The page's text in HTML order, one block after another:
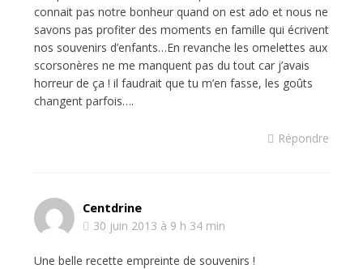
connait pas notre bonheur quand on est ado et nous ne
savons pas profiter des moments en famille qui écrivent
nos souvenirs d’enfants…En revanche les omelettes aux
scorsonères ne me manquent pas du tout car j’avais
horreur de ça ! il faudrait que tu m’en fasse, les goûts
changent parfois….
Répondre
Centdrine
30 juin 2013 à 9 h 34 min
Une belle recette empreinte de souvenirs !